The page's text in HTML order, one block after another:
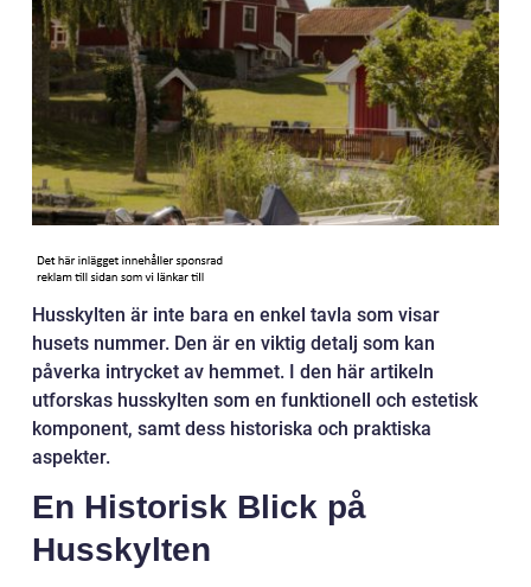
Husskylten är inte bara en enkel tavla som visar
husets nummer. Den är en viktig detalj som kan
påverka intrycket av hemmet. I den här artikeln
utforskas husskylten som en funktionell och estetisk
komponent, samt dess historiska och praktiska
aspekter.
En Historisk Blick på
Husskylten